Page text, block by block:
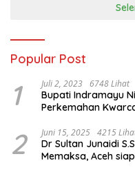
Popular Post
1 Juli 2, 2023 6748 Lihat
Bupati Indramayu
Perkemahan
2 Juni 15, 2025 4215
Dr Sultan Junaidi
Memaksa, Aceh